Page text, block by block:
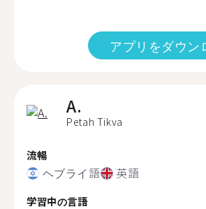
アプリをダウン
A.
Petah Tikva
流暢
ヘブライ語 英語
学習中の言語